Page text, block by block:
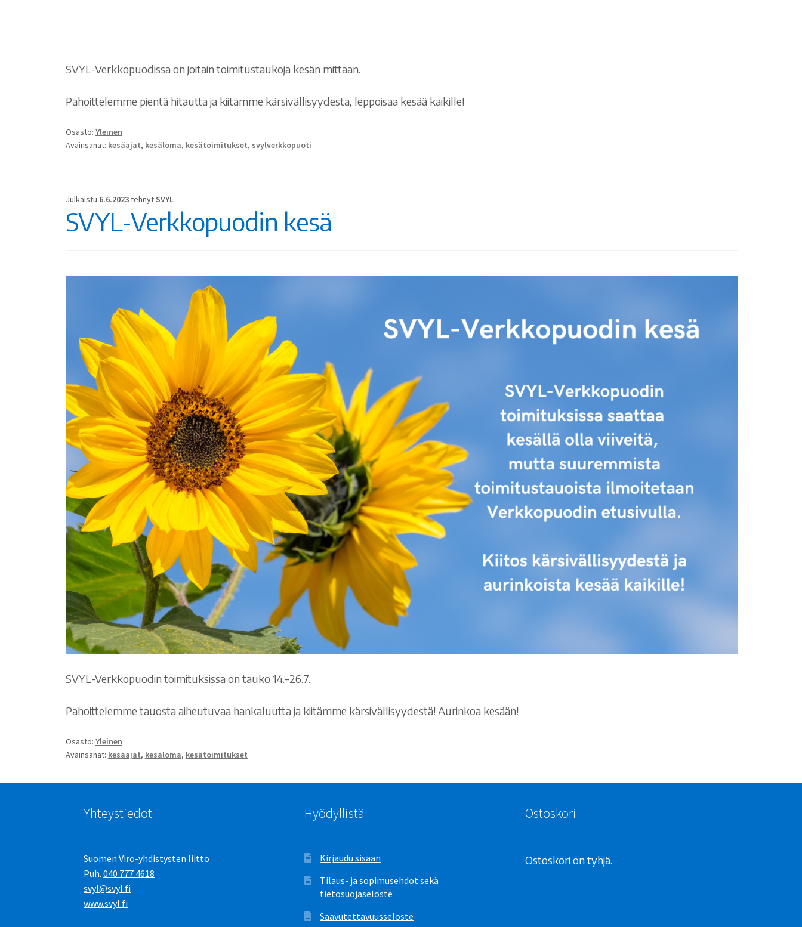
SVYL-Verkkopuodissa on joitain toimitustaukoja kesän mittaan.
Pahoittelemme pientä hitautta ja kiitämme kärsivällisyydestä, leppoisaa kesää kaikille!
Osasto: Yleinen
Avainsanat: kesäajat, kesäloma, kesätoimitukset, svylverkkopuoti
Julkaistu 6.6.2023tehnytSVYL
SVYL-Verkkopuodin kesä
SVYL-Verkkopuodin toimituksissa on tauko 14.–26.7.
Pahoittelemme tauosta aiheutuvaa hankaluutta ja kiitämme kärsivällisyydestä! Aurinkoa kesään!
Osasto: Yleinen
Avainsanat: kesäajat, kesäloma, kesätoimitukset
Yhteystiedot
Suomen Viro-yhdistysten liitto
Puh.040 777 4618
svyl@svyl.fi
www.svyl.fi
Hyödyllistä
Kirjaudu sisään
Tilaus- ja sopimusehdot sekä
tietosuojaseloste
Saavutettavuusseloste
Ostoskori
Ostoskori on tyhjä.